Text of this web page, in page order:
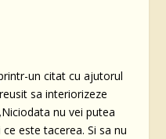
un citat cu ajutorul
sa interiorizeze
nu vei putea
este tacerea. Si sa nu